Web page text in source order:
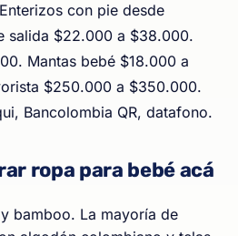
con pie desde
salida $22.000 a $38.000.
Mantas bebé $18.000 a
$250.000 a $350.000.
Bancolombia QR, datafono.
ropa para bebé acá
bamboo. La mayoría de